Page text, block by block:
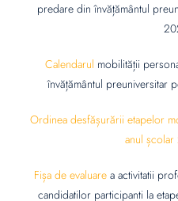
predare din învățământul
Calendarul mobilității
învățământul preuniversitar
Ordinea desfășurării etapelor
anul
Fișa de evaluarea activitatii
candidatilor participanti la